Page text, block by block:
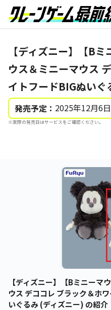
【ディズニー】【B
ウス＆ミニーマウス
イトフードBIGぬいぐ
発売予定： 2025年12月6
※実際の発売日はサービスをご確認ください。
【ディズニー】【Bミニーマ
ウス デココレ ブラック＆ホ
いぐるみ (ディズニー) の紹介